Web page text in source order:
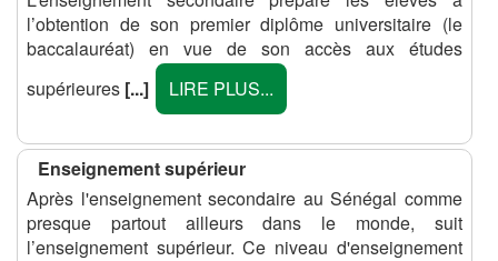
l’obtention de son premier diplôme universitaire (le
baccalauréat) en vue de son accès aux études
supérieures [...] LIRE PLUS...
Enseignement supérieur
Après l'enseignement secondaire au Sénégal comme
presque partout ailleurs dans le monde, suit
l’enseignement supérieur. Ce niveau d'enseignement